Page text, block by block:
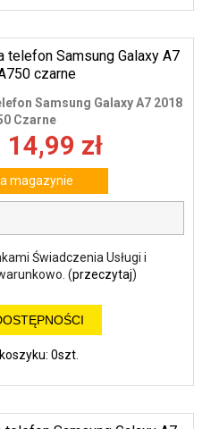
Samsung Galaxy A7 2018
Czarne
14,99 zł
magazynie
Świadczenia Usługi i
(przeczytaj)
koszyku: 0szt.